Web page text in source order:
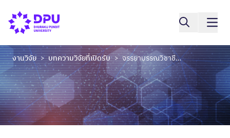
งานวิจัย > บทความวิจัยที่เปิดรับ > จรรยาบรรณวิชาชีพของผู้ทำบัญชีที่ปฏิบัติงานในสำนักงานบัญชีในเขตกรุงเทพมหานครต่อการจัดทำบัญชีและนำเสนองบการเงินที่อยู่นอกตลาดหลักทรัพย์แห่งประเทศไทย